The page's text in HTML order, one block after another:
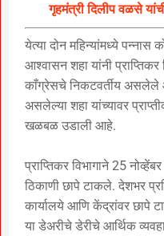
गृहमंत्री दिलीप वळसे
येत्या दोन महिन्यांमध्ये
आश्वासन शहा यांनी प्राप्तिकर
काँग्रेसचे निकटवर्तीय असलेले
असलेल्या शहा यांच्यावर
खळबळ उडाली आहे.
प्राप्तिकर विभागाने 25
ठिकाणी छापे टाकले. देशभर
कार्यालये आणि केंद्रांवर छापे
या डेअरीचे डेरीचे आर्थिक